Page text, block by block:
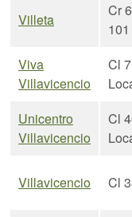
Villeta
Cr
101
Viva
Villavicencio
Cl
Unicentro
Villavicencio
Cl
Villavicencio Cl